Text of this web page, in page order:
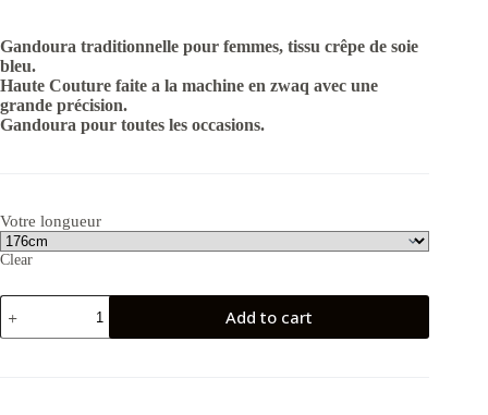
Gandoura traditionnelle pour femmes, tissu crêpe de soie
bleu.
Haute Couture faite a la machine en zwaq avec une
grande précision.
Gandoura pour toutes les occasions.
Votre longueur
Clear
Gandoura
femmes
en
Add to cart